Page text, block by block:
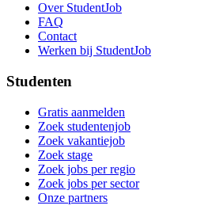
Over StudentJob
FAQ
Contact
Werken bij StudentJob
Studenten
Gratis aanmelden
Zoek studentenjob
Zoek vakantiejob
Zoek stage
Zoek jobs per regio
Zoek jobs per sector
Onze partners